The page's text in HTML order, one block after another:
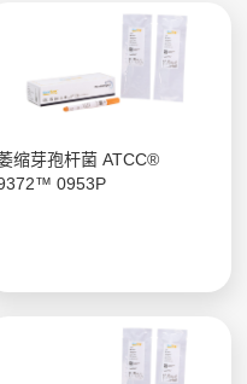
缩芽孢杆菌 ATCC®
0953P